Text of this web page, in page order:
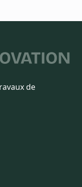
de